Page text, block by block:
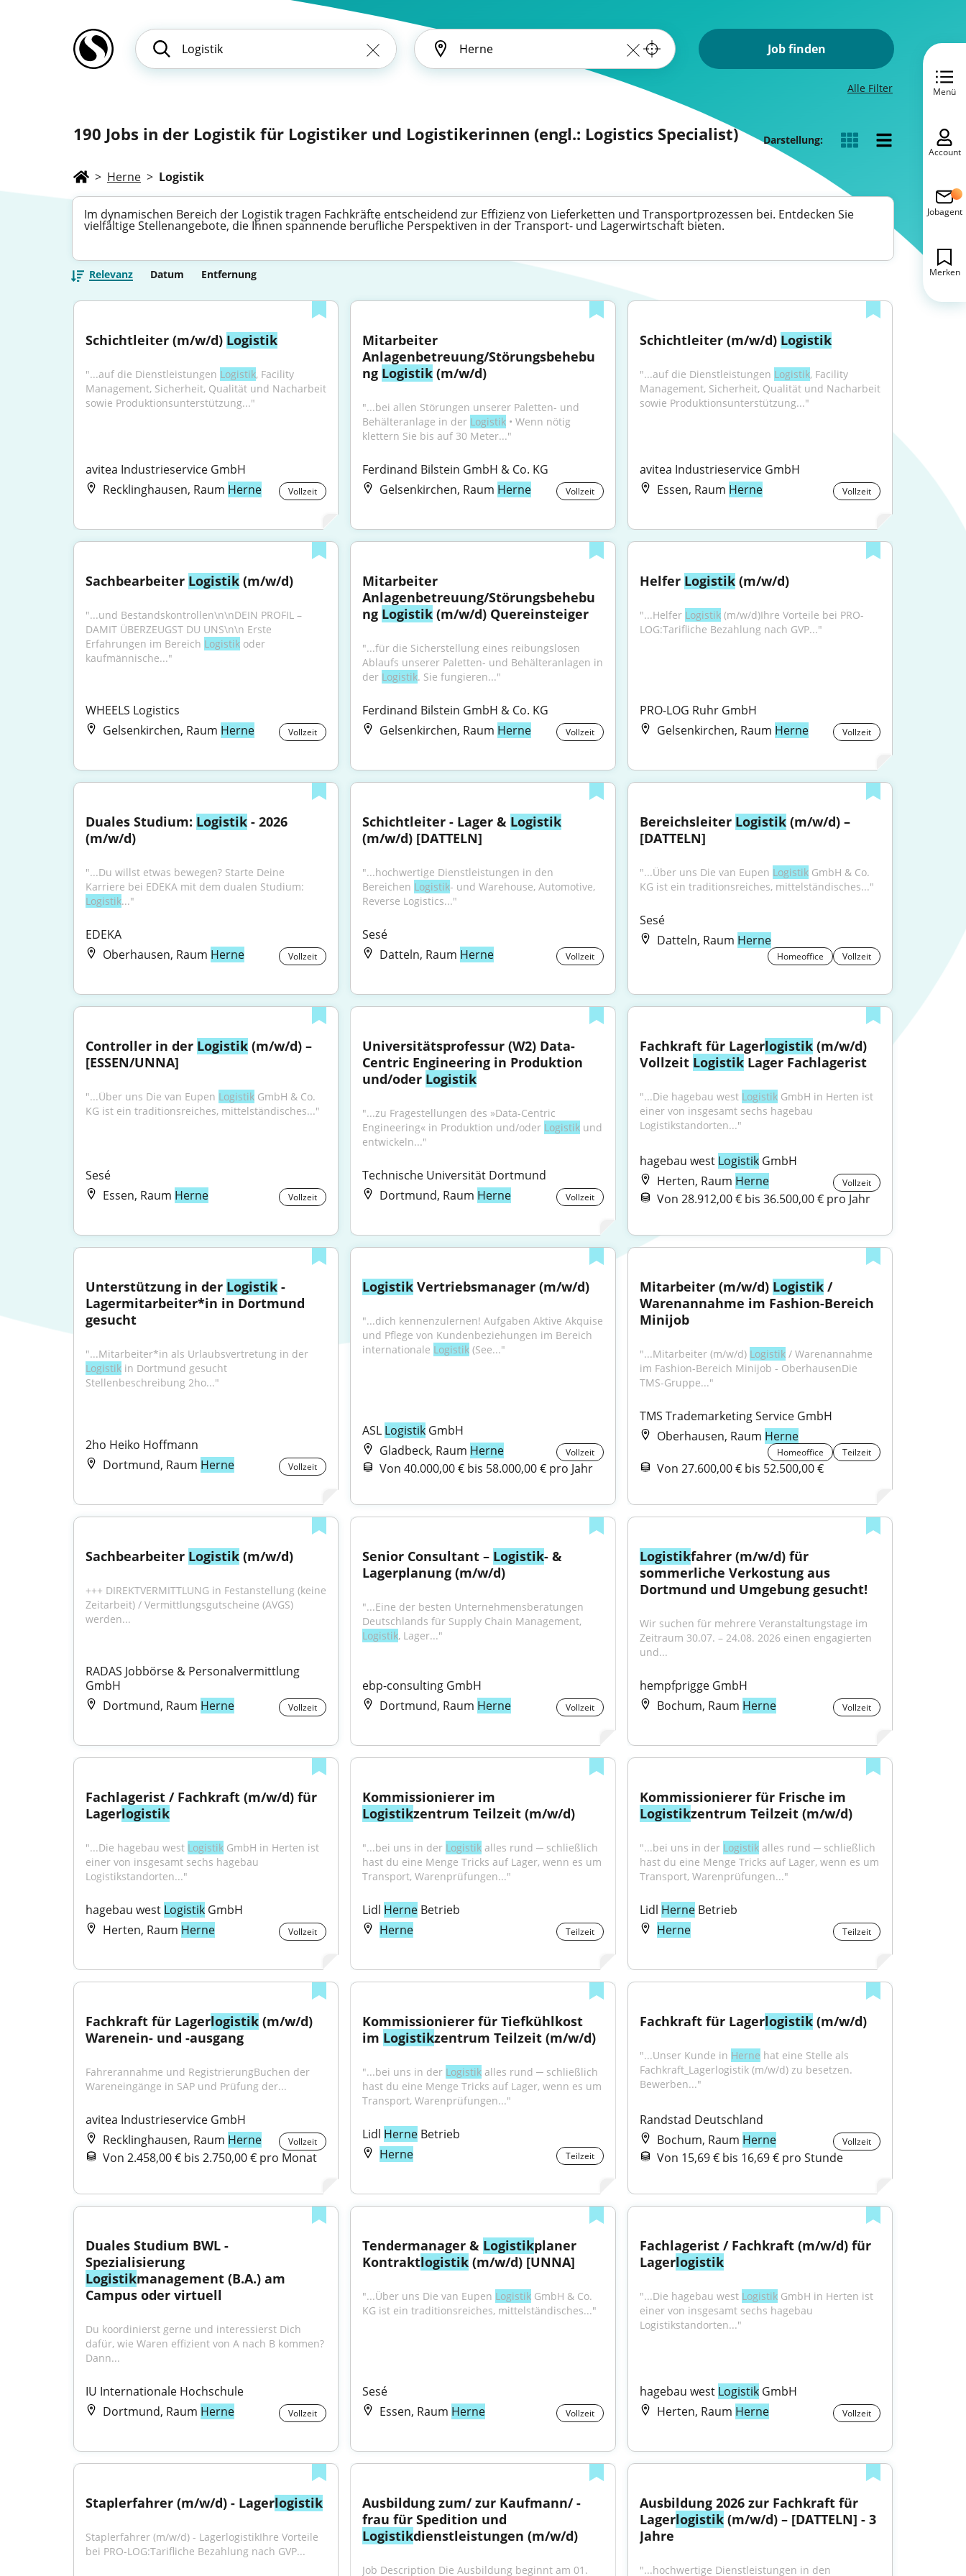
Job finden
Alle Filter
190 Jobs in der Logistik für Logistiker und Logistikerinnen (engl.: Logistics Specialist) Darstellung:
> Herne > Logistik
Im dynamischen Bereich der Logistik tragen Fachkräfte entscheidend zur Effizienz von Lieferketten und Transportprozessen bei. Entdecken Sie
vielfältige Stellenangebote, die Ihnen spannende berufliche Perspektiven in der Transport- und Lagerwirtschaft bieten.
Relevanz Datum Entfernung
Schichtleiter (m/w/d) Logistik
"...auf die Dienstleistungen Logistik, Facility
Management, Sicherheit, Qualität und Nacharbeit
sowie Produktionsunterstützung..."
avitea Industrieservice GmbH
Recklinghausen, Raum Herne Vollzeit
Mitarbeiter
Anlagenbetreuung/Störungsbehebu
ng Logistik (m/w/d)
"...bei allen Störungen unserer Paletten- und
Behälteranlage in der Logistik • Wenn nötig
klettern Sie bis auf 30 Meter..."
Ferdinand Bilstein GmbH & Co. KG
Gelsenkirchen, Raum Herne Vollzeit
Schichtleiter (m/w/d) Logistik
"...auf die Dienstleistungen Logistik, Facility
Management, Sicherheit, Qualität und Nacharbeit
sowie Produktionsunterstützung..."
avitea Industrieservice GmbH
Essen, Raum Herne Vollzeit
Sachbearbeiter Logistik (m/w/d)
"...und Bestandskontrollen\n\nDEIN PROFIL –
DAMIT ÜBERZEUGST DU UNS\n\n Erste
Erfahrungen im Bereich Logistik oder
kaufmännische..."
WHEELS Logistics
Gelsenkirchen, Raum Herne Vollzeit
Mitarbeiter
Anlagenbetreuung/Störungsbehebu
ng Logistik (m/w/d) Quereinsteiger
"...für die Sicherstellung eines reibungslosen
Ablaufs unserer Paletten- und Behälteranlagen in
der Logistik. Sie fungieren..."
Ferdinand Bilstein GmbH & Co. KG
Gelsenkirchen, Raum Herne Vollzeit
Helfer Logistik (m/w/d)
"...Helfer Logistik (m/w/d)Ihre Vorteile bei PRO-
LOG:Tarifliche Bezahlung nach GVP..."
PRO-LOG Ruhr GmbH
Gelsenkirchen, Raum Herne Vollzeit
Duales Studium: Logistik - 2026
(m/w/d)
"...Du willst etwas bewegen? Starte Deine
Logistik..."
EDEKA
Oberhausen, Raum Herne Vollzeit
Schichtleiter - Lager & Logistik
(m/w/d) [DATTELN]
"...hochwertige Dienstleistungen in den
Bereichen Logistik- und Warehouse, Automotive,
Reverse Logistics..."
Sesé
Datteln, Raum Herne Vollzeit
Bereichsleiter Logistik (m/w/d) –
[DATTELN]
"...Über uns Die van Eupen Logistik GmbH & Co.
KG ist ein traditionsreiches, mittelständisches..."
Sesé
Datteln, Raum Herne
Homeoffice Vollzeit
Controller in der Logistik (m/w/d) –
[ESSEN/UNNA]
"...Über uns Die van Eupen Logistik GmbH & Co.
KG ist ein traditionsreiches, mittelständisches..."
Sesé
Essen, Raum Herne Vollzeit
Universitätsprofessur (W2) Data-
Centric Engineering in Produktion
und/oder Logistik
"...zu Fragestellungen des »Data-Centric
Engineering« in Produktion und/oder Logistik und
entwickeln..."
Technische Universität Dortmund
Dortmund, Raum Herne Vollzeit
Fachkraft für Lagerlogistik (m/w/d)
Vollzeit Logistik Lager Fachlagerist
"...Die hagebau west Logistik GmbH in Herten ist
einer von insgesamt sechs hagebau
Logistikstandorten..."
hagebau west Logistik GmbH
Herten, Raum Herne Vollzeit
Von 28.912,00 € bis 36.500,00 € pro Jahr
Unterstützung in der Logistik -
Lagermitarbeiter*in in Dortmund
gesucht
Logistik in Dortmund gesucht
Stellenbeschreibung 2ho..."
2ho Heiko Hoffmann
Dortmund, Raum Herne Vollzeit
Logistik Vertriebsmanager (m/w/d)
"...dich kennenzulernen! Aufgaben Aktive Akquise
und Pflege von Kundenbeziehungen im Bereich
internationale Logistik (See..."
ASL Logistik GmbH
Gladbeck, Raum Herne Vollzeit
Von 40.000,00 € bis 58.000,00 € pro Jahr
Mitarbeiter (m/w/d) Logistik /
Warenannahme im Fashion-Bereich
Minijob
"...Mitarbeiter (m/w/d) Logistik / Warenannahme
im Fashion-Bereich Minijob - OberhausenDie
TMS-Gruppe..."
TMS Trademarketing Service GmbH
Oberhausen, Raum Herne
Homeoffice Teilzeit
Von 27.600,00 € bis 52.500,00 €
Sachbearbeiter Logistik (m/w/d)
+++ DIREKTVERMITTLUNG in Festanstellung (keine
Zeitarbeit) / Vermittlungsgutscheine (AVGS)
werden...
RADAS Jobbörse & Personalvermittlung
GmbH
Dortmund, Raum Herne Vollzeit
Senior Consultant – Logistik- &
Lagerplanung (m/w/d)
"...Eine der besten Unternehmensberatungen
Logistik, Lager..."
ebp-consulting GmbH
Dortmund, Raum Herne Vollzeit
Logistikfahrer (m/w/d) für
sommerliche Verkostung aus
Dortmund und Umgebung gesucht!
Wir suchen für mehrere Veranstaltungstage im
Zeitraum 30.07. – 24.08. 2026 einen engagierten
und...
hempfprigge GmbH
Bochum, Raum Herne Vollzeit
Fachlagerist / Fachkraft (m/w/d) für
Lagerlogistik
"...Die hagebau west Logistik GmbH in Herten ist
einer von insgesamt sechs hagebau
Logistikstandorten..."
hagebau west Logistik GmbH
Herten, Raum Herne Vollzeit
Logistikzentrum Teilzeit (m/w/d)
"...bei uns in der Logistik alles rund ─ schließlich
hast du eine Menge Tricks auf Lager, wenn es um
Transport, Warenprüfungen..."
Lidl Herne Betrieb
Herne
Teilzeit
Logistikzentrum Teilzeit (m/w/d)
"...bei uns in der Logistik alles rund ─ schließlich
hast du eine Menge Tricks auf Lager, wenn es um
Transport, Warenprüfungen..."
Lidl Herne Betrieb
Herne
Teilzeit
Fachkraft für Lagerlogistik (m/w/d)
Warenein- und -ausgang
Fahrerannahme und RegistrierungBuchen der
Wareneingänge in SAP und Prüfung der...
avitea Industrieservice GmbH
Recklinghausen, Raum Herne Vollzeit
Von 2.458,00 € bis 2.750,00 € pro Monat
Kommissionierer für Tiefkühlkost
im Logistikzentrum Teilzeit (m/w/d)
"...bei uns in der Logistik alles rund ─ schließlich
hast du eine Menge Tricks auf Lager, wenn es um
Transport, Warenprüfungen..."
Lidl Herne Betrieb
Herne
Teilzeit
Fachkraft für Lagerlogistik (m/w/d)
"...Unser Kunde in Herne hat eine Stelle als
Fachkraft_Lagerlogistik (m/w/d) zu besetzen.
Bewerben..."
Randstad Deutschland
Bochum, Raum Herne Vollzeit
Von 15,69 € bis 16,69 € pro Stunde
Duales Studium BWL -
Logistikmanagement (B.A.) am
Campus oder virtuell
Du koordinierst gerne und interessierst Dich
dafür, wie Waren effizient von A nach B kommen?
Dann...
IU Internationale Hochschule
Dortmund, Raum Herne Vollzeit
Tendermanager & Logistikplaner
Kontraktlogistik (m/w/d) [UNNA]
"...Über uns Die van Eupen Logistik GmbH & Co.
KG ist ein traditionsreiches, mittelständisches..."
Sesé
Essen, Raum Herne Vollzeit
Fachlagerist / Fachkraft (m/w/d) für
Lagerlogistik
"...Die hagebau west Logistik GmbH in Herten ist
einer von insgesamt sechs hagebau
Logistikstandorten..."
hagebau west Logistik GmbH
Herten, Raum Herne Vollzeit
Staplerfahrer (m/w/d) - Lagerlogistik
Staplerfahrer (m/w/d) - LagerlogistikIhre Vorteile
bei PRO-LOG:Tarifliche Bezahlung nach GVP...
Ausbildung zum/ zur Kaufmann/ -
Logistikdienstleistungen (m/w/d)
Job Description Die Ausbildung beginnt am 01.
Ausbildung 2026 zur Fachkraft für
Lagerlogistik (m/w/d) – [DATTELN] - 3
Jahre
"...hochwertige Dienstleistungen in den
Menü
Account
Jobagent
Merken